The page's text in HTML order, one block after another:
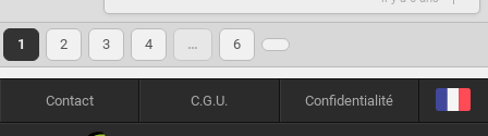
1 2 3 4 … 6
Contact C.G.U. Confidentialité